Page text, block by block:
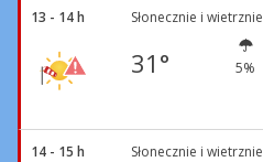
13 - 14 h Słonecznie i wietrznie
31° 5%
14 - 15 h Słonecznie i wietrznie